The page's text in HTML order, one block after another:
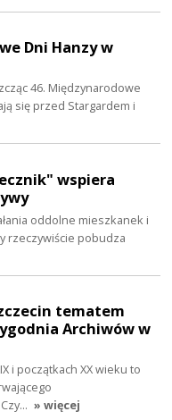
Dni Hanzy w
46. Międzynarodowe
się przed Stargardem i
wspiera
oddolne mieszkanek i
rzeczywiście pobudza
tematem
Archiwów w
i początkach XX wieku to
» więcej